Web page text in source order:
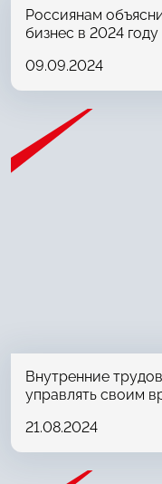
Россиянам
бизнес в 2024 году
09.09.2024
Внутренние
управлять своим
21.08.2024